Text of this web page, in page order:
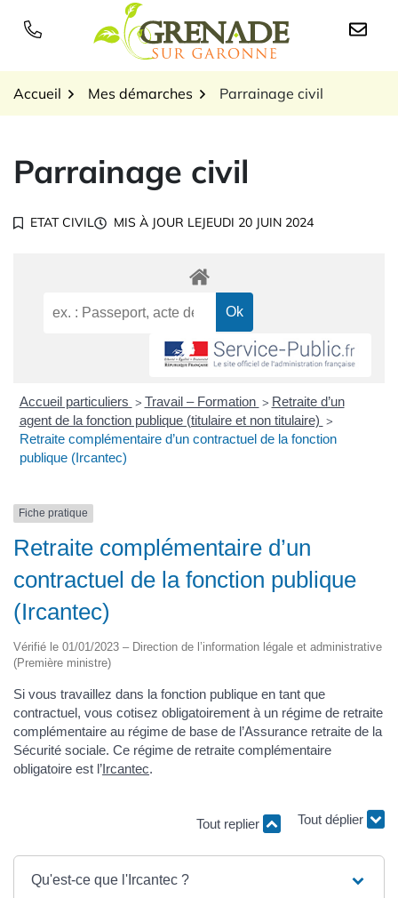
Logo Grenade sur
Accueil Mes démarches Parrainage civil
Parrainage civil
ETAT CIVIL MIS À JOUR LEJEUDI 20 JUIN 2024
Accueil particuliers > Travail – Formation > Retraite d’un
agent de la fonction publique (titulaire et non titulaire) >
Retraite complémentaire d’un contractuel de la fonction
publique (Ircantec)
Fiche pratique
Retraite complémentaire d’un
contractuel de la fonction publique
(Ircantec)
Vérifié le 01/01/2023 – Direction de l’information légale et administrative
(Première ministre)
Si vous travaillez dans la fonction publique en tant que
contractuel, vous cotisez obligatoirement à un régime de retraite
complémentaire au régime de base de l’Assurance retraite de la
Sécurité sociale. Ce régime de retraite complémentaire
obligatoire est l’Ircantec.
Tout replier Tout déplier
Qu'est-ce que l'Ircantec ?